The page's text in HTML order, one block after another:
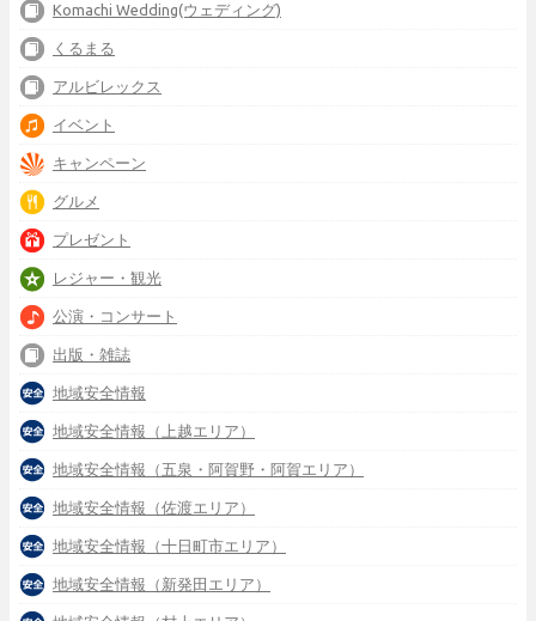
Komachi Wedding(ウェディング)
くるまる
アルビレックス
イベント
キャンペーン
グルメ
プレゼント
レジャー・観光
公演・コンサート
出版・雑誌
地域安全情報
地域安全情報（上越エリア）
地域安全情報（五泉・阿賀野・阿賀エリア）
地域安全情報（佐渡エリア）
地域安全情報（十日町市エリア）
地域安全情報（新発田エリア）